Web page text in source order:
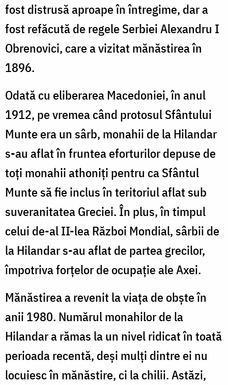
fost distrusă aproape în întregime, dar a
fost refăcută de regele Serbiei Alexandru I
Obrenovici, care a vizitat mănăstirea în
1896.
Odată cu eliberarea Macedoniei, în anul
1912, pe vremea când protosul Sfântului
Munte era un sârb, monahii de la Hilandar
s-au aflat în fruntea eforturilor depuse de
toţi monahii athoniţi pentru ca Sfântul
Munte să fie inclus în teritoriul aflat sub
suveranitatea Greciei. În plus, în timpul
celui de-al II-lea Război Mondial, sârbii de
la Hilandar s-au aflat de partea grecilor,
împotriva forţelor de ocupaţie ale Axei.
Mănăstirea a revenit la viaţa de obşte în
anii 1980. Numărul monahilor de la
Hilandar a rămas la un nivel ridicat în toată
perioada recentă, deşi mulţi dintre ei nu
locuiesc în mănăstire, ci la chilii. Astăzi,